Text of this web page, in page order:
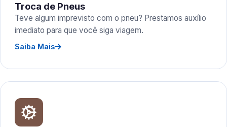
Troca de Pneus
Teve algum imprevisto com o pneu? Prestamos auxílio
imediato para que você siga viagem.
Saiba Mais